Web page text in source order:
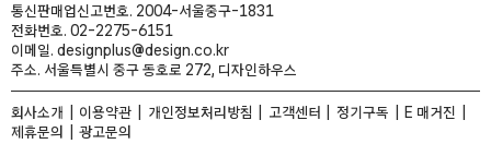
통신판매업신고번호. 2004-서울중구-1831
전화번호. 02-2275-6151
이메일. designplus@design.co.kr
주소. 서울특별시 중구 동호로 272, 디자인하우스
회사소개 이용약관 개인정보처리방침 고객센터 정기구독
E 매거진
제휴문의
광고문의